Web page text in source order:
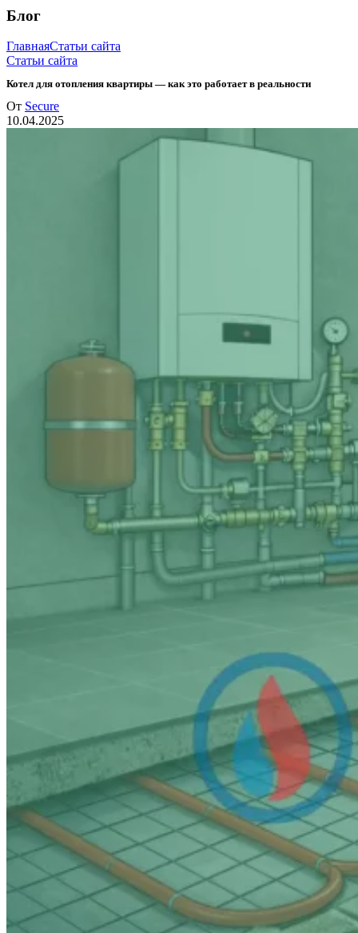
Блог
ГлавнаяСтатьи сайта
Статьи сайта
Котел для отопления квартиры — как это работает в реальности
От Secure
10.04.2025